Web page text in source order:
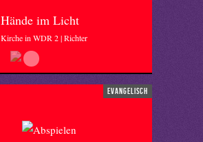
Hände im Licht
Kirche in WDR 2 | Richter
evangelisch